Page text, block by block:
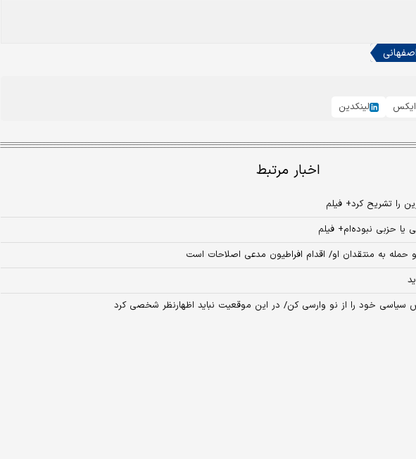
ایکس لینکدین
اخبار مرتبط
را تشریح کرد+ فیلم
حزبی نبوده‌ام+ فیلم
به منتقدان او/ اقدام افراطیون مدعی اصلاحات است
سیاسی خود را از نو وارسی کن/ در این موقعیت نباید اظهارنظر شخصی کرد